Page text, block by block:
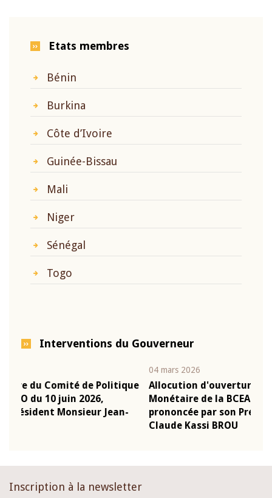
Etats membres
Bénin
Burkina
Côte d’Ivoire
Guinée-Bissau
Mali
Niger
Sénégal
Togo
Interventions du Gouverneur
Allocution d'ouverture du Comité de Politique
Monétaire de la BCEAO du 4 mars 2026,
prononcée par son Président Monsieur Jean-
Inscription à la newsletter